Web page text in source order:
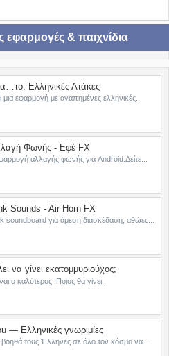
εφαρμογές & παιχνίδια
Ελληνικές Ατάκες
μια εφαρμογή με αγαπημένες ελληνικές...
Φωνής - Εφέ FX
αλλαγής φωνής για Android.Δείτε...
Sounds - Air Horn FX
για άμεση διασκέδαση, αθώες...
να γίνει εκατομμυριούχος;
ο καλύτερος; Ποιος θα γίνει...
— Ελληνικές γνωριμίες
τους Έλληνες σε όλο τον κόσμο να...